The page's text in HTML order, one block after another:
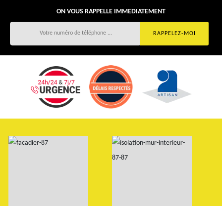
ON VOUS RAPPELLE IMMEDIATEMENT